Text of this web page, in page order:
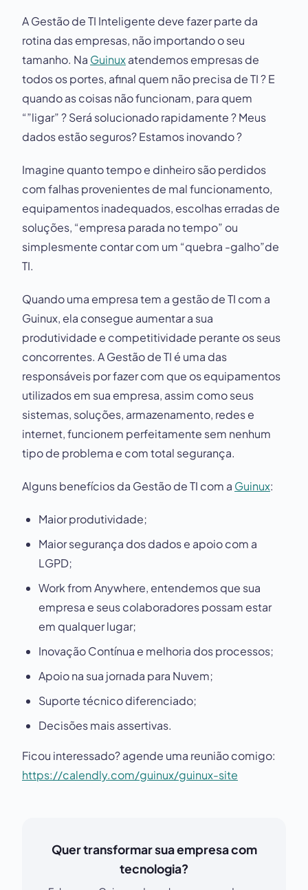
A Gestão de TI Inteligente deve fazer parte da
rotina das empresas, não importando o seu
tamanho. Na Guinuxatendemos empresas de
todos os portes, afinal quem não precisa de TI ? E
quando as coisas não funcionam, para quem
“”ligar” ? Será solucionado rapidamente ? Meus
dados estão seguros? Estamos inovando ?
Imagine quanto tempo e dinheiro são perdidos
com falhas provenientes de mal funcionamento,
equipamentos inadequados, escolhas erradas de
soluções, “empresa parada no tempo” ou
simplesmente contar com um “quebra -galho”de
TI.
Quando uma empresa tem a gestão de TI com a
Guinux, ela consegue aumentar a sua
produtividade e competitividade perante os seus
concorrentes. A Gestão de TI é uma das
responsáveis por fazer com que os equipamentos
utilizados em sua empresa, assim como seus
sistemas, soluções, armazenamento, redes e
internet, funcionem perfeitamente sem nenhum
tipo de problema e com total segurança.
Alguns benefícios da Gestão de TI com a Guinux:
Maior produtividade;
Maior segurança dos dados e apoio com a
LGPD;
Work from Anywhere, entendemos que sua
empresa e seus colaboradores possam estar
em qualquer lugar;
Inovação Contínua e melhoria dos processos;
Apoio na sua jornada para Nuvem;
Suporte técnico diferenciado;
Decisões mais assertivas.
Ficou interessado? agende uma reunião comigo:
https://calendly.com/guinux/guinux-site
Quer transformar sua empresa com
tecnologia?